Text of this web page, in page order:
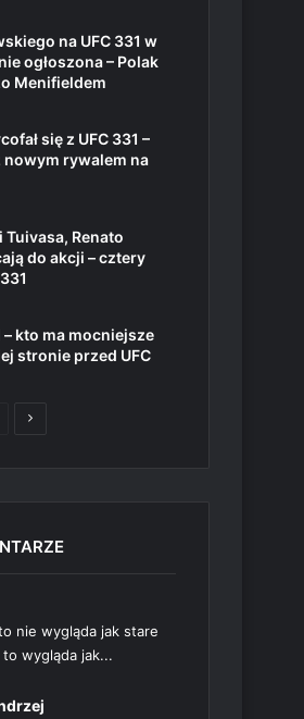
na UFC 331 w
ogłoszona – Polak
Menifieldem
się z UFC 331 –
nowym rywalem na
Tuivasa, Renato
do akcji – cztery
kto ma mocniejsze
stronie przed UFC
Następna
nie wygląda jak stare
wygląda jak...